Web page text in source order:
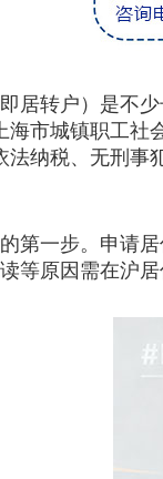
转户）是不少
海市城镇职工社
法纳税、无刑
一步。申请居
等原因需在沪